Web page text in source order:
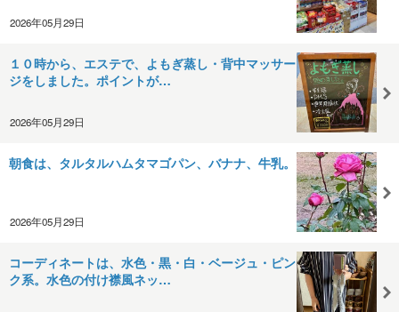
2026年05月29日
１０時から、エステで、よもぎ蒸し・背中マッサー
ジをしました。ポイントが…
2026年05月29日
朝食は、タルタルハムタマゴパン、バナナ、牛乳。
2026年05月29日
コーディネートは、水色・黒・白・ベージュ・ピン
ク系。水色の付け襟風ネッ…